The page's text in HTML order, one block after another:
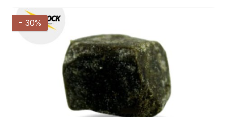
- 30%